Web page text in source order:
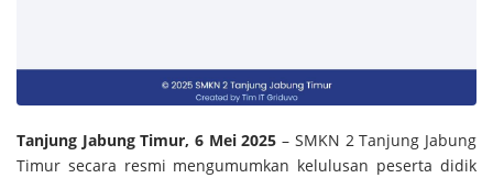
Tanjung Jabung Timur, 6 Mei 2025 – SMKN 2 Tanjung Jabung
Timur secara resmi mengumumkan kelulusan peserta didik